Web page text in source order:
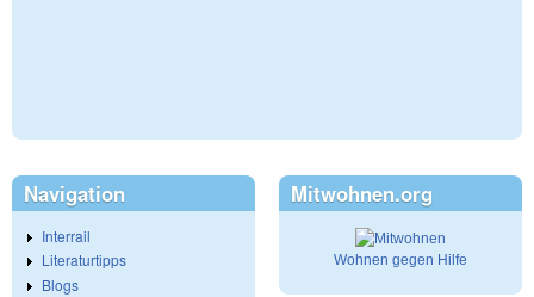
Navigation
Interrail
Literaturtipps
Blogs
Mitwohnen.org
Wohnen gegen Hilfe